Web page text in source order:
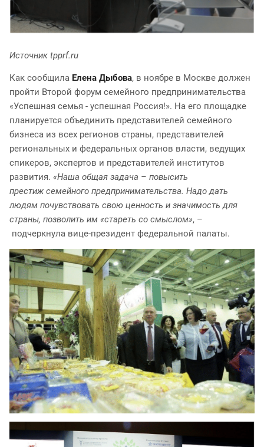
Источник tpprf.ru
Как сообщила Елена Дыбова, в ноябре в Москве должен
пройти Второй форум семейного предпринимательства
«Успешная семья - успешная Россия!». На его площадке
планируется объединить представителей семейного
бизнеса из всех регионов страны, представителей
региональных и федеральных органов власти, ведущих
спикеров, экспертов и представителей институтов
развития. «Наша общая задача – повысить
престиж семейного предпринимательства. Надо дать
людям почувствовать свою ценность и значимость для
страны, позволить им «стареть со смыслом», –
подчеркнула вице-президент федеральной палаты.